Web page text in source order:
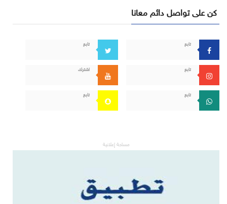
كن على تواصل دائم معانا
تابع تابع
تابع اشترك
تابع تابع
مساحة إعلانية